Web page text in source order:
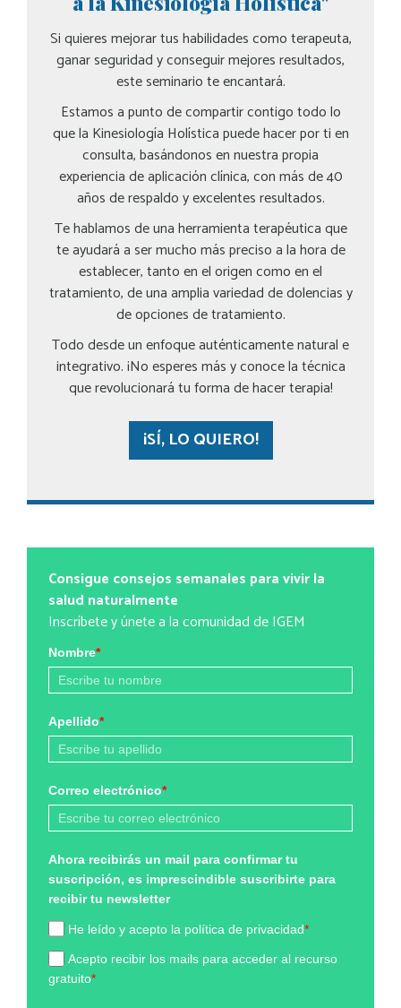
Si quieres mejorar tus habilidades como terapeuta,
ganar seguridad y conseguir mejores resultados,
este seminario te encantará.
Estamos a punto de compartir contigo todo lo
que la Kinesiología Holística puede hacer por ti en
consulta, basándonos en nuestra propia
experiencia de aplicación clínica, con más de 40
años de respaldo y excelentes resultados.
Te hablamos de una herramienta terapéutica que
te ayudará a ser mucho más preciso a la hora de
establecer, tanto en el origen como en el
tratamiento, de una amplia variedad de dolencias y
de opciones de tratamiento.
Todo desde un enfoque auténticamente natural e
integrativo. ¡No esperes más y conoce la técnica
que revolucionará tu forma de hacer terapia!
¡SÍ, LO QUIERO!
Consigue consejos semanales para vivir la
salud naturalmente
Inscríbete y únete a la comunidad de IGEM
Nombre*
Apellido*
Correo electrónico*
Ahora recibirás un mail para confirmar tu
suscripción, es imprescindible suscribirte para
recibir tu newsletter
He leído y acepto la política de privacidad*
Acepto recibir los mails para acceder al recurso
gratuito*